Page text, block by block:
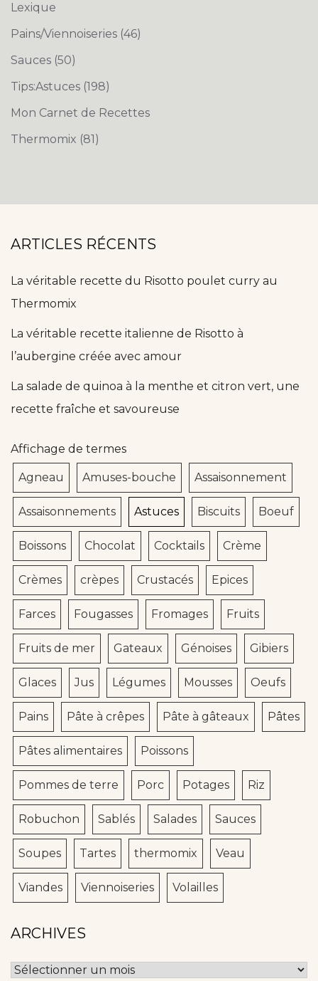
Lexique
Pains/Viennoiseries (46)
Sauces (50)
Tips:Astuces (198)
Mon Carnet de Recettes
Thermomix (81)
ARTICLES RÉCENTS
La véritable recette du Risotto poulet curry au
Thermomix
La véritable recette italienne de Risotto à
l’aubergine créée avec amour
La salade de quinoa à la menthe et citron vert, une
recette fraîche et savoureuse
Affichage de termes
Agneau Amuses-bouche Assaisonnement
Assaisonnements Astuces Biscuits Boeuf
Boissons Chocolat Cocktails Crème
Crèmes crèpes Crustacés Epices
Farces Fougasses Fromages Fruits
Fruits de mer Gateaux Génoises Gibiers
Glaces Jus Légumes Mousses Oeufs
Pains Pâte à crêpes Pâte à gâteaux Pâtes
Pâtes alimentaires Poissons
Pommes de terre Porc Potages Riz
Robuchon Sablés Salades Sauces
Soupes Tartes thermomix Veau
Viandes Viennoiseries Volailles
ARCHIVES
Archives